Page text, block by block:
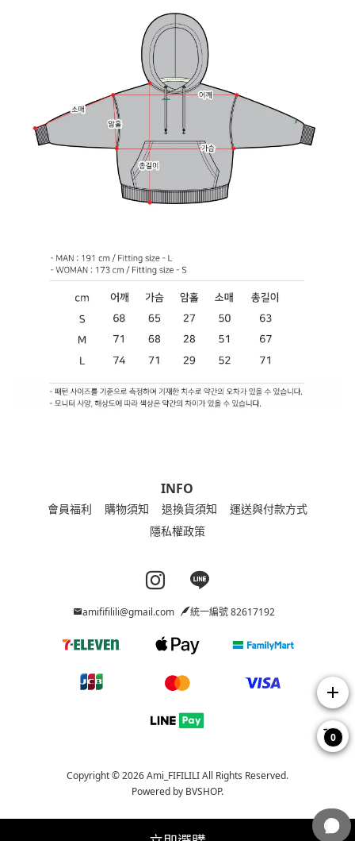
INFO
會員福利 購物須知 退換貨須知
運送與付款方式
隱私權政策
Instagram page
Line page
amififilili@gmail.com 統一編號 82617192
Copyright © 2026 Ami_FIFILILI All Rights Reserved.
Powered by BVSHOP.
add
0